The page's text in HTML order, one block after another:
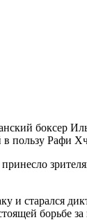
боксер
в пользу Рафи
старался
борьбе